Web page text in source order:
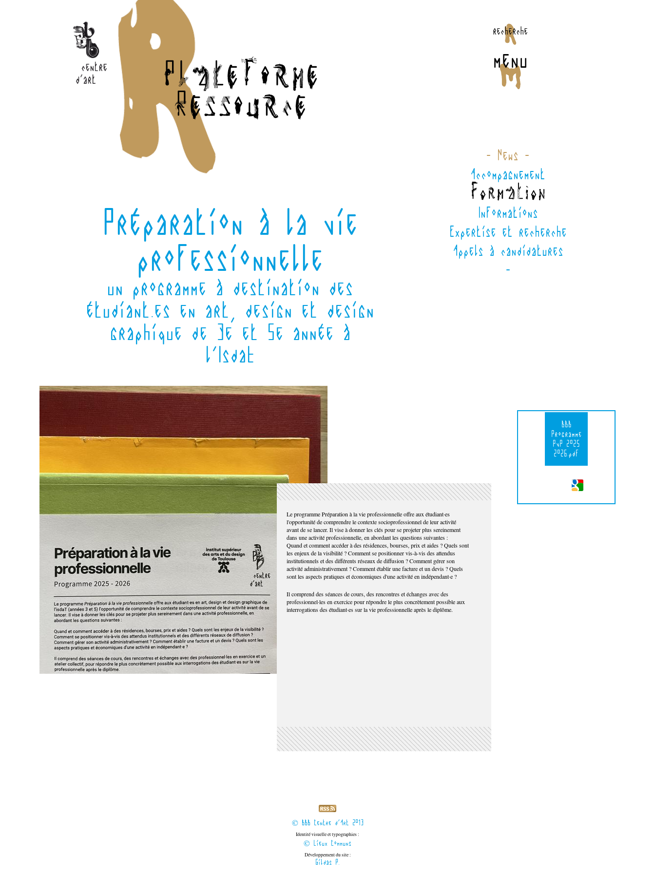
recherche
menu
- News -
Accompagnement
Formation
Informations
Expertise et recherche
Appels à candidatures
-
Préparation à la vie
professionnelle
un programme à destination des
étudiant.es en art, design et design
graphique de 3e et 5e année à
l’IsdaT
Le programme Préparation à la vie professionnelle offre aux étudiant·es
l'opportunité de comprendre le contexte socioprofessionnel de leur activité
avant de se lancer. Il vise à donner les clés pour se projeter plus sereinement
dans une activité professionnelle, en abordant les questions suivantes :
Quand et comment accéder à des résidences, bourses, prix et aides ? Quels sont
les enjeux de la visibilité ? Comment se positionner vis-à-vis des attendus
institutionnels et des différents réseaux de diffusion ? Comment gérer son
activité administrativement ? Comment établir une facture et un devis ? Quels
sont les aspects pratiques et économiques d'une activité en indépendant·e ?
Il comprend des séances de cours, des rencontres et échanges avec des
professionnel·les en exercice pour répondre le plus concrètement possible aux
interrogations des étudiant·es sur la vie professionnelle après le diplôme.
BBB
Programme
PvP 2025
2026.pdf
© BBB Centre d'Art 2013
Identité visuelle et typographies :
© Lieux Communs
Développement du site :
Gildas P.